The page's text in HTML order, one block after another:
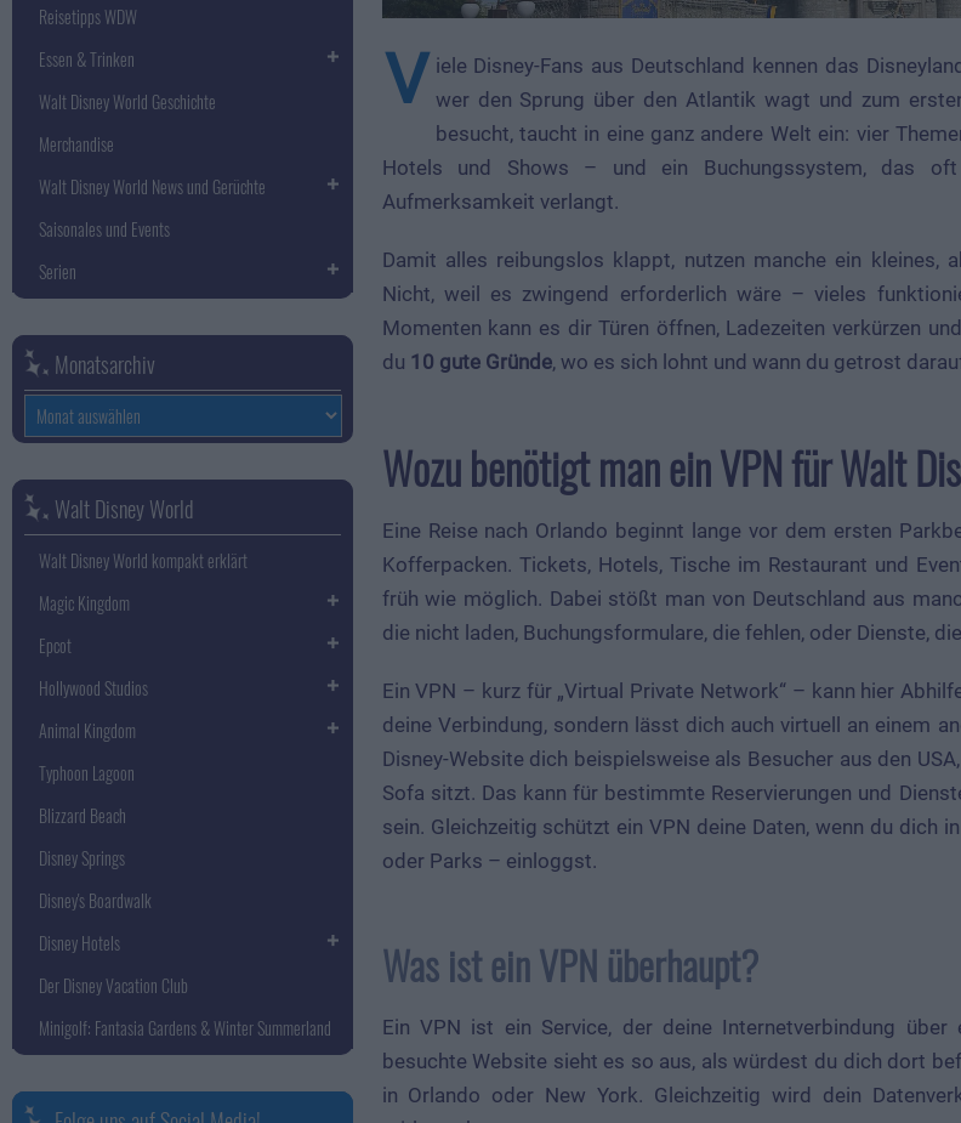
V iele Disney-Fans aus Deutschland kennen das
wer den Sprung über den Atlantik wagt und zum
besucht, taucht in eine ganz andere Welt ein: vier
Hotels und Shows – und ein Buchungssystem, das
Aufmerksamkeit verlangt.
Damit alles reibungslos klappt, nutzen manche ein kleines,
Nicht, weil es zwingend erforderlich wäre – vieles
Momenten kann es dir Türen öffnen, Ladezeiten verkürzen
du 10 gute Gründe, wo es sich lohnt und wann du getrost
Wozu benötigt man ein VPN für Walt
Eine Reise nach Orlando beginnt lange vor dem ersten
Kofferpacken. Tickets, Hotels, Tische im Restaurant und
früh wie möglich. Dabei stößt man von Deutschland aus
die nicht laden, Buchungsformulare, die fehlen, oder Dienste,
Ein VPN – kurz für „Virtual Private Network“ – kann hier
deine Verbindung, sondern lässt dich auch virtuell an einem
Disney-Website dich beispielsweise als Besucher aus den
Sofa sitzt. Das kann für bestimmte Reservierungen und
sein. Gleichzeitig schützt ein VPN deine Daten, wenn du dich
oder Parks – einloggst.
Was ist ein VPN überhaupt?
Ein VPN ist ein Service, der deine Internetverbindung über
besuchte Website sieht es so aus, als würdest du dich dort
in Orlando oder New York. Gleichzeitig wird dein
Reisetipps WDW
Essen & Trinken
Walt Disney World Geschichte
Merchandise
Walt Disney World News und Gerüchte
Saisonales und Events
Serien
Monatsarchiv
Monatsarchiv
Walt Disney World
Walt Disney World kompakt erklärt
Magic Kingdom
Epcot
Hollywood Studios
Animal Kingdom
Typhoon Lagoon
Blizzard Beach
Disney Springs
Disney's Boardwalk
Disney Hotels
Der Disney Vacation Club
Minigolf: Fantasia Gardens & Winter Summerland